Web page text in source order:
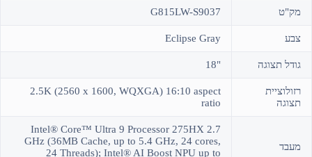
מק"ט G815LW-S9037
צבע Eclipse Gray
גודל תצוגה "18
רזולוציית
תצוגה
2.5K (2560 x 1600, WQXGA) 16:10 aspect
ratio
מעבד
Intel® Core™ Ultra 9 Processor 275HX 2.7
GHz (36MB Cache, up to 5.4 GHz, 24 cores,
24 Threads); Intel® AI Boost NPU up to